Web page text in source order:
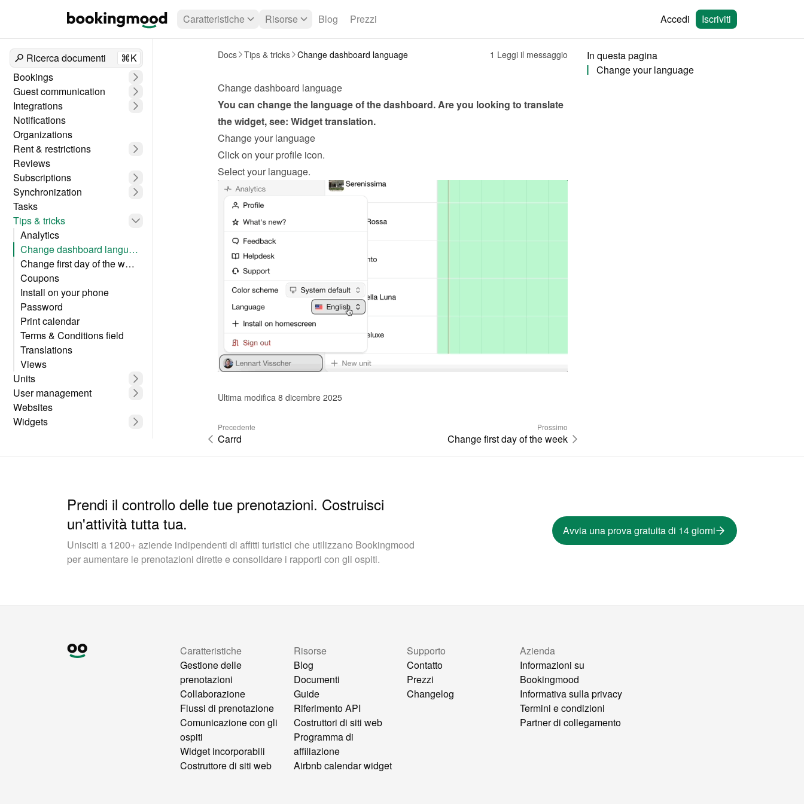
Caratteristiche Risorse Blog Prezzi Accedi Iscriviti
Ricerca documenti
⌘K
Bookings
Guest communication
Integrations
Notifications
Organizations
Rent & restrictions
Reviews
Subscriptions
Synchronization
Tasks
Tips & tricks
Analytics
Change dashboard language
Change first day of the week
Coupons
Install on your phone
Password
Print calendar
Terms & Conditions field
Translations
Views
Units
User management
Websites
Widgets
Docs Tips & tricks Change dashboard language 1 Leggi il messaggio
Change dashboard language
You can change the language of the dashboard. Are you looking to translate
the widget, see: Widget translation.
Change your language
Click on your profile icon.
Select your language.
Ultima modifica 8 dicembre 2025
Precedente
Carrd
Prossimo
Change first day of the week
In questa pagina
Change your language
Prendi il controllo delle tue prenotazioni. Costruisci
un'attività tutta tua.
Unisciti a 1200+ aziende indipendenti di affitti turistici che utilizzano Bookingmood
per aumentare le prenotazioni dirette e consolidare i rapporti con gli ospiti.
Avvia una prova gratuita di 14 giorni
Caratteristiche
Gestione delle
prenotazioni
Collaborazione
Flussi di prenotazione
Comunicazione con gli
ospiti
Widget incorporabili
Costruttore di siti web
Risorse
Blog
Documenti
Guide
Riferimento API
Costruttori di siti web
Programma di
affiliazione
Airbnb calendar widget
Supporto
Contatto
Prezzi
Changelog
Azienda
Informazioni su
Bookingmood
Informativa sulla privacy
Termini e condizioni
Partner di collegamento